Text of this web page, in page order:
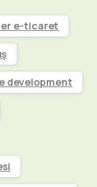
e-ticaret
development